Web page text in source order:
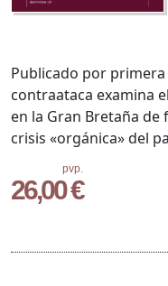
pvp.
26,00 €
Publicado por primera
contraataca examina
en la Gran Bretaña de
crisis «orgánica» del